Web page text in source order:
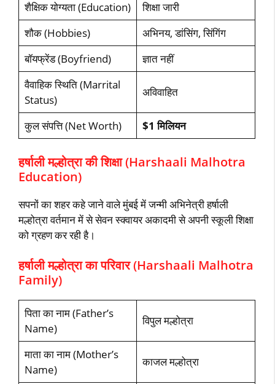
शैक्षिक योग्यता (Education)
शिक्षा जारी
शौक (Hobbies)
अभिनय, डांसिंग, सिंगिंग
बॉयफ्रेंड (Boyfriend)
ज्ञात नहीं
वैवाहिक स्थिति (Marrital
Status)
अविवाहित
कुल संपत्ति (Net Worth) $1 मिलियन
हर्षाली मल्होत्रा की शिक्षा (Harshaali Malhotra
Education)
सपनों का शहर कहे जाने वाले मुंबई में जन्मी अभिनेत्री हर्षाली
मल्होत्रा वर्तमान में से सेवन स्क्वायर अकादमी से अपनी स्कूली शिक्षा
को ग्रहण कर रही है।
हर्षाली मल्होत्रा का परिवार (Harshaali Malhotra
Family)
पिता का नाम (Father’s
Name)
विपुल मल्होत्रा
माता का नाम (Mother’s
Name)
काजल मल्होत्रा